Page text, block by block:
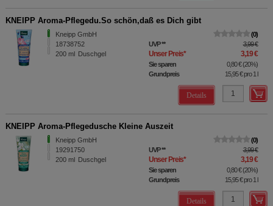
KNEIPP Aroma-Pflegedu.So schön,daß es Dich gibt
Kneipp GmbH
18738752
200 ml Duschgel
0
UVP** 3,99 €
Unser Preis* 3,19 €
Sie sparen 0,80 €(20%)
Grundpreis
15,95 €pro 1 l
Details
KNEIPP Aroma-Pflegedusche Kleine Auszeit
Kneipp GmbH
19291750
200 ml Duschgel
0
UVP** 3,99 €
Unser Preis* 3,19 €
Sie sparen 0,80 €(20%)
Grundpreis
15,95 €pro 1 l
Details